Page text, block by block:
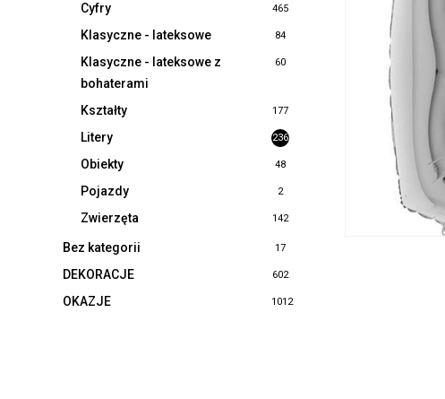
Cyfry 465
Klasyczne - lateksowe 84
Klasyczne - lateksowe z
bohaterami
60
Kształty 177
Litery 236
Obiekty 48
Pojazdy 2
Zwierzęta 142
Bez kategorii 17
DEKORACJE 602
OKAZJE 1012